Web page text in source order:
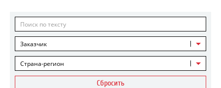
Заказчик
Страна-регион
Сбросить